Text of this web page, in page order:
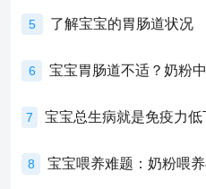
5 了解宝宝的胃肠道状况
6
7
8